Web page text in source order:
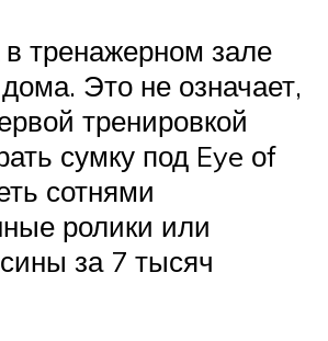
тренажерном зале
Это не означает,
тренировкой
сумку под Eye оf
сотнями
ролики или
за 7 тысяч